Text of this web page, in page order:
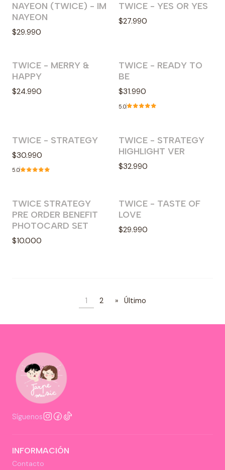
Agotado
NAYEON (TWICE) - IM
NAYEON
$29.990
Agotado
TWICE - YES OR YES
$27.990
Agotado
TWICE - MERRY &
HAPPY
$24.990
Agotado
TWICE - READY TO
BE
$31.990
5.0
Agotado
TWICE - STRATEGY
$30.990
5.0
Agotado
TWICE - STRATEGY
HIGHLIGHT VER
$32.990
Agotado
TWICE STRATEGY
PRE ORDER BENEFIT
PHOTOCARD SET
$10.000
Agotado
TWICE - TASTE OF
LOVE
$29.990
1 2 » Último
Síguenos
INFORMACIÓN
Contacto